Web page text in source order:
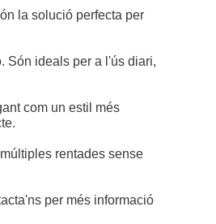
la solució perfecta per
Són ideals per a l'ús diari,
com un estil més
rentades sense
per més informació